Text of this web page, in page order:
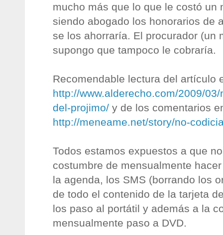
mucho más que lo que le costó un
siendo abogado los honorarios de
se los ahorraría. El procurador (un
supongo que tampoco le cobraría.
Recomendable lectura del artículo
http://www.alderecho.com/2009/
del-projimo/ y de los comentarios
http://meneame.net/story/no-
Todos estamos expuestos a que
costumbre de mensualmente
la agenda, los SMS (borrando los
de todo el contenido de la tarjeta
los paso al portátil y además a la
mensualmente paso a DVD.